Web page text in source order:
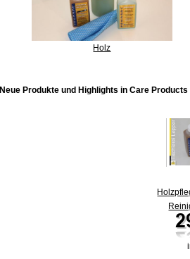
Holz
Neue Produkte und Highlights in Care Products